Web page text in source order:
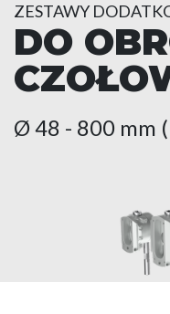
ZESTAWY
DO
Ø 48 - 800 mm